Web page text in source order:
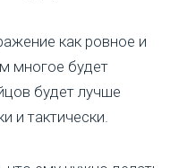
как ровное и
многое будет
будет лучше
и тактически.